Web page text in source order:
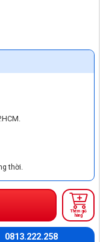
thời.
Thêm giỏ
hàng
0813.222.258